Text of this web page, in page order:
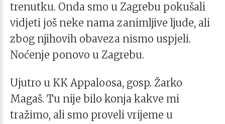
trenutku. Onda smo u Zagrebu pokušali
vidjeti još neke nama zanimljive ljude, ali
zbog njihovih obaveza nismo uspjeli.
Noćenje ponovo u Zagrebu.
Ujutro u KK Appaloosa, gosp. Žarko
Magaš. Tu nije bilo konja kakve mi
tražimo, ali smo proveli vrijeme u